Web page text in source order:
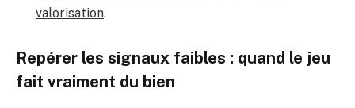
valorisation.
Repérer les signaux faibles : quand le jeu
fait vraiment du bien